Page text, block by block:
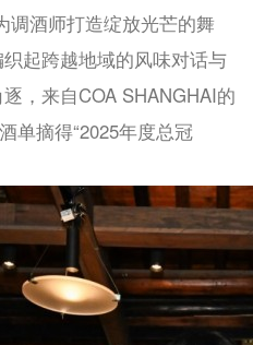
调酒师打造绽放光芒的舞
起跨越地域的风味对话与
，来自COA SHANGHAI的
单摘得“2025年度总冠